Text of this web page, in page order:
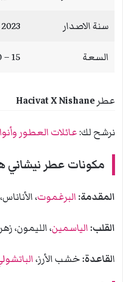
سنة الاصدار 2023
السعة 15 – 50 – 100 مل
عطر Hacivat X Nishane
نرشح لك: عائلات العطور
مكونات عطر نيشاني
المقدمة: البرغموت،
القلب: الياسمين، الليمون،
القاعدة: خشب الأرز،